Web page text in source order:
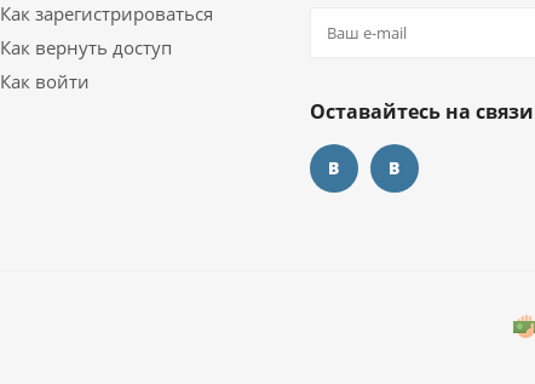
Как зарегистрироваться
Как вернуть доступ
Как войти
Оставайтесь на связи